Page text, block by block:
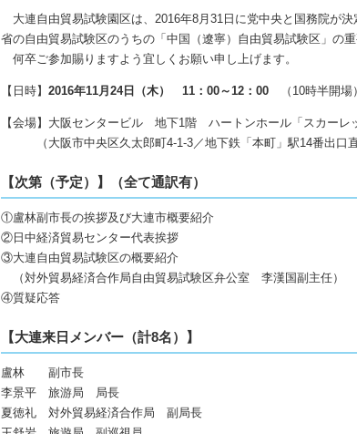
大連自由貿易試験園区は、2016年8月31日に党中央と国務院が
省の自由貿易試験区のうちの「中国（遼寧）自由貿易試験区」の重
何卒ご参加賜りますよう宜しくお願い申し上げます。
【日時】 2016年11月24日（木） 11：00～12：00 （10時半開場）
【会場】大阪センタービル 地下1階 ハートンホール「スカーレ
（大阪市中央区久太郎町4-1-3／地下鉄「本町」駅14番出口直
【次第（予定）】（全て通訳有）
①盧林副市長の挨拶及び大連市概要紹介
②日中経済貿易センター代表挨拶
③大連自由貿易試験区の概要紹介
（対外貿易経済合作局自由貿易試験区弁公室 李漢国副主任）
④質疑応答
【大連来日メンバー（計8名）】
盧林 副市長
李景平 旅游局 局長
夏徳礼 対外貿易経済合作局 副局長